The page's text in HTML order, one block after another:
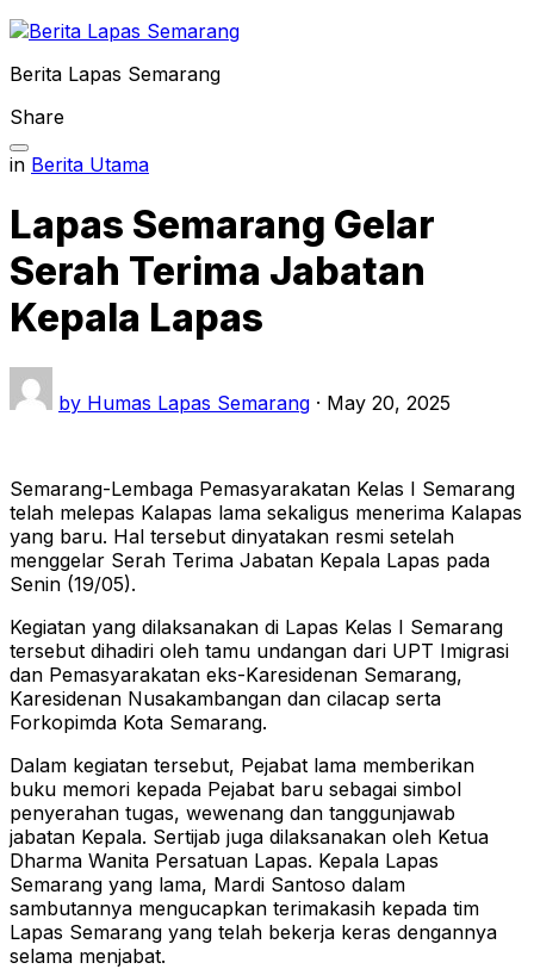
Skip
content
Berita Lapas Semarang
Share
in Berita Utama
Lapas Semarang Gelar
Serah Terima Jabatan
Kepala Lapas
by Humas Lapas Semarang · May 20, 2025
Semarang-Lembaga Pemasyarakatan Kelas I Semarang
telah melepas Kalapas lama sekaligus menerima Kalapas
yang baru. Hal tersebut dinyatakan resmi setelah
menggelar Serah Terima Jabatan Kepala Lapas pada
Senin (19/05).
Kegiatan yang dilaksanakan di Lapas Kelas I Semarang
tersebut dihadiri oleh tamu undangan dari UPT Imigrasi
dan Pemasyarakatan eks-Karesidenan Semarang,
Karesidenan Nusakambangan dan cilacap serta
Forkopimda Kota Semarang.
Dalam kegiatan tersebut, Pejabat lama memberikan
buku memori kepada Pejabat baru sebagai simbol
penyerahan tugas, wewenang dan tanggunjawab
jabatan Kepala. Sertijab juga dilaksanakan oleh Ketua
Dharma Wanita Persatuan Lapas. Kepala Lapas
Semarang yang lama, Mardi Santoso dalam
sambutannya mengucapkan terimakasih kepada tim
Lapas Semarang yang telah bekerja keras dengannya
selama menjabat.